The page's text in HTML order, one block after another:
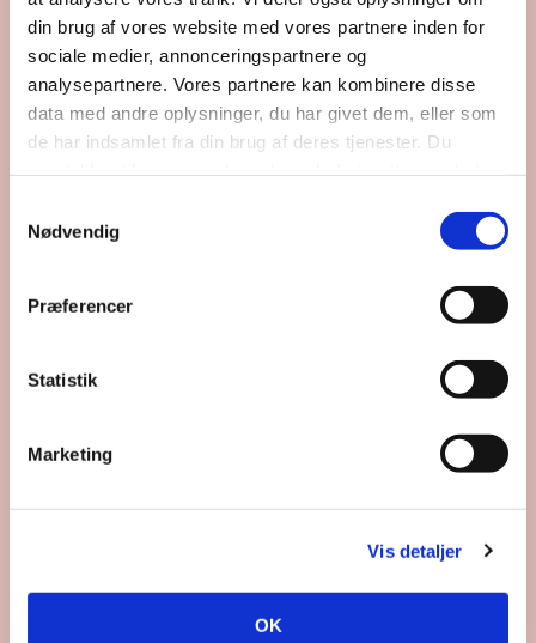
din brug af vores website med vores partnere inden for
sociale medier, annonceringspartnere og
analysepartnere. Vores partnere kan kombinere disse
data med andre oplysninger, du har givet dem, eller som
de har indsamlet fra din brug af deres tjenester. Du
Nødvendig
Præferencer
Statistik
Marketing
Vis detaljer
OK